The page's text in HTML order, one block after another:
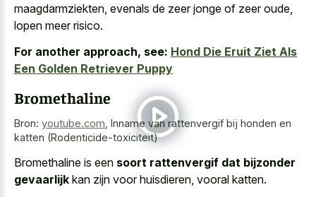
maagdarmziekten, evenals de zeer jonge of zeer oude,
lopen meer risico.
For another approach, see: Hond Die Eruit Ziet Als
Een Golden Retriever Puppy
Bromethaline
Bron: youtube.com Inname van rattenvergif bij honden en
katten (Rodenticide-toxiciteit)
Bromethaline is een soort rattenvergif dat bijzonder
gevaarlijk kan zijn voor huisdieren, vooral katten.